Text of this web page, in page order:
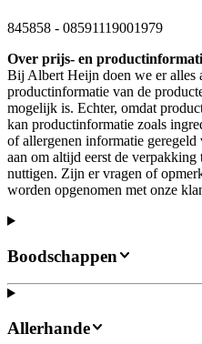
845858 - 08591119001979
Over prijs- en
Bij Albert Heijn doen we er alles
productinformatie van de
mogelijk is. Echter, omdat
kan productinformatie zoals
of allergenen informatie geregeld
aan om altijd eerst de
nuttigen. Zijn er vragen of
worden opgenomen met onze
Boodschappen
Allerhande